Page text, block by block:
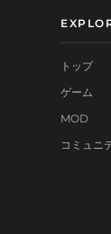
トップ
ゲーム
MOD
コミュニ